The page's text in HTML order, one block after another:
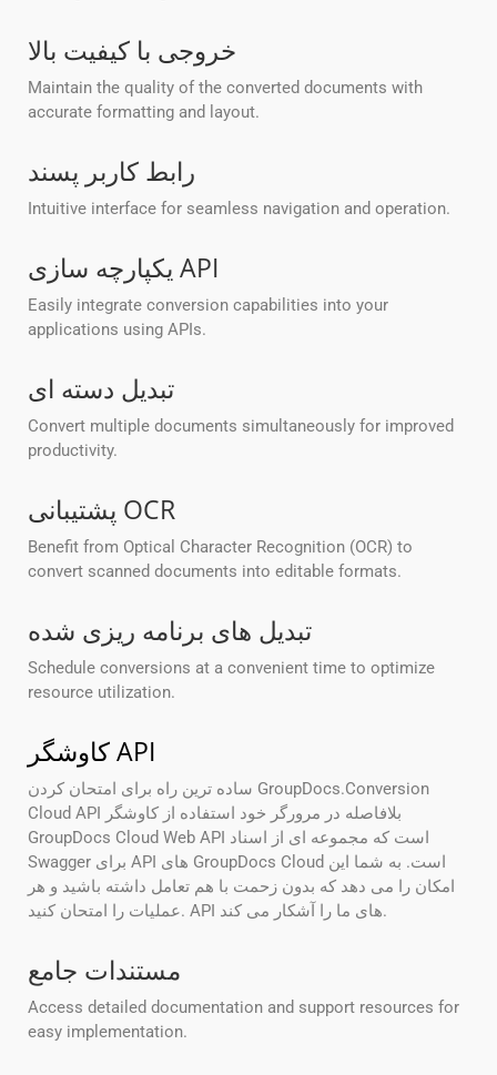
خروجی با کیفیت بالا
Maintain the quality of the converted documents with
accurate formatting and layout.
رابط کاربر پسند
Intuitive interface for seamless navigation and operation.
یکپارچه سازی API
Easily integrate conversion capabilities into your
applications using APIs.
تبدیل دسته ای
Convert multiple documents simultaneously for improved
productivity.
پشتیبانی OCR
Benefit from Optical Character Recognition (OCR) to
convert scanned documents into editable formats.
تبدیل های برنامه ریزی شده
Schedule conversions at a convenient time to optimize
resource utilization.
کاوشگر API
ساده ترین راه برای امتحان کردن GroupDocs.Conversion
Cloud API بلافاصله در مرورگر خود استفاده از کاوشگر
GroupDocs Cloud Web API است که مجموعه ای از اسناد
Swagger برای API های GroupDocs Cloud است. به شما این
امکان را می دهد که بدون زحمت با هم تعامل داشته باشید و هر
عملیات را امتحان کنید. API های ما را آشکار می کند.
مستندات جامع
Access detailed documentation and support resources for
easy implementation.